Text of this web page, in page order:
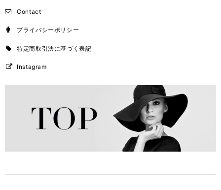
Contact
プライバシーポリシー
特定商取引法に基づく表記
Instagram